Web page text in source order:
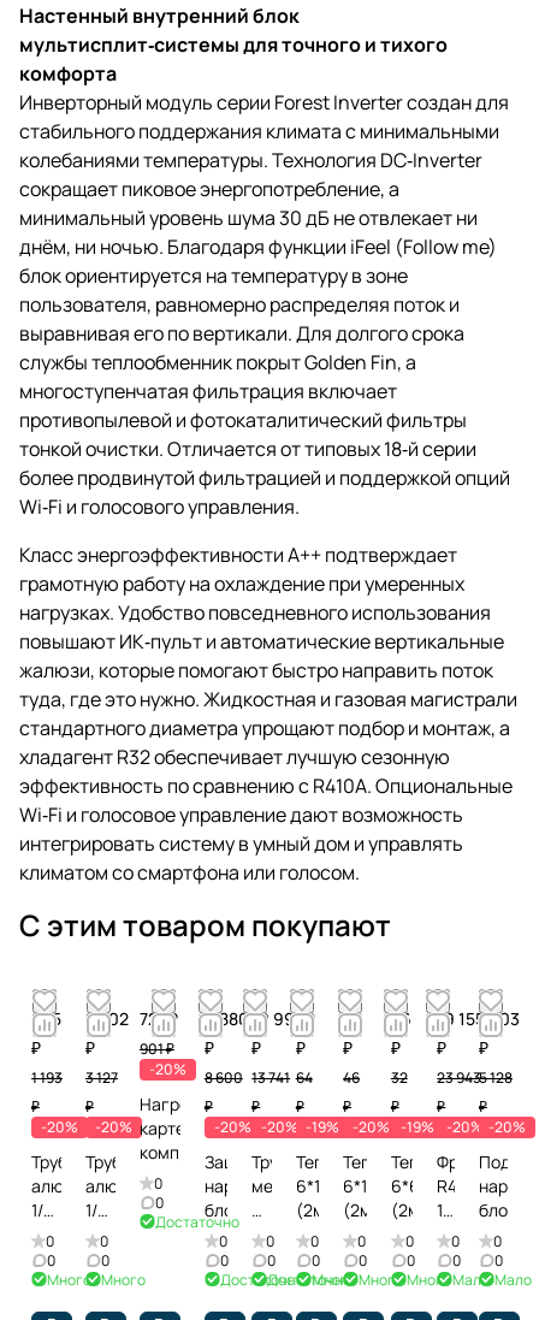
Настенный внутренний блок
мультисплит‑системы для точного и тихого
комфорта
Инверторный модуль серии Forest Inverter создан для
стабильного поддержания климата с минимальными
колебаниями температуры. Технология DC‑Inverter
сокращает пиковое энергопотребление, а
минимальный уровень шума 30 дБ не отвлекает ни
днём, ни ночью. Благодаря функции iFeel (Follow me)
блок ориентируется на температуру в зоне
пользователя, равномерно распределяя поток и
выравнивая его по вертикали. Для долгого срока
службы теплообменник покрыт Golden Fin, а
многоступенчатая фильтрация включает
противопылевой и фотокаталитический фильтры
тонкой очистки. Отличается от типовых 18‑й серии
более продвинутой фильтрацией и поддержкой опций
Wi‑Fi и голосового управления.
Класс энергоэффективности A++ подтверждает
грамотную работу на охлаждение при умеренных
нагрузках. Удобство повседневного использования
повышают ИК‑пульт и автоматические вертикальные
жалюзи, которые помогают быстро направить поток
туда, где это нужно. Жидкостная и газовая магистрали
стандартного диаметра упрощают подбор и монтаж, а
хладагент R32 обеспечивает лучшую сезонную
эффективность по сравнению с R410A. Опциональные
Wi‑Fi и голосовое управление дают возможность
интегрировать систему в умный дом и управлять
климатом со смартфона или голосом.
С этим товаром покупают
955
₽
1 193
₽
-20%
Труба
алюминиевая
1/4
(15м)
0
0
Много
2 502
₽
3 127
₽
-20%
Труба
алюминиевая
1/2
(15м)
0
0
Много
721 ₽
901 ₽
-20%
Нагреватель
картера
компрессора
0
0
Достаточно
6 880
₽
8 600
₽
-20%
Защита
наружного
блока
0
0
Достаточно
10 993
₽
13 741
₽
-20%
Труба
медная
5/8
(15м)
0
0
Достаточно
52
₽
64
₽
-19%
Теплоизоляция
6*15
(2м)
0
0
Много
37
₽
46
₽
-20%
Теплоизоляция
6*10
(2м)
0
0
Много
26
₽
32
₽
-19%
Теплоизоляция
6*6
(2м)
0
0
Много
19 155
₽
23 943
₽
-20%
Фреон
R410А,
11,3
кг0
0
Мало
4 103
₽
5 128
₽
-20%
блока
0
0
Мало